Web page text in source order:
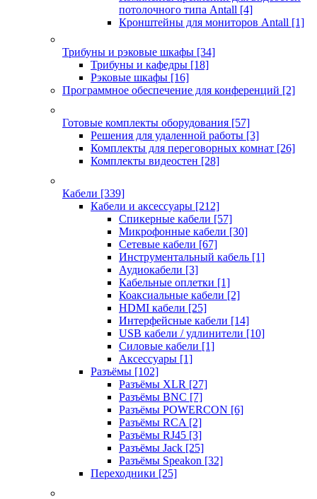
потолочного типа Antall [4]
Кронштейны для мониторов Antall [1]
Трибуны и рэковые шкафы [34]
Трибуны и кафедры [18]
Рэковые шкафы [16]
Программное обеспечение для конференций [2]
Готовые комплекты оборудования [57]
Решения для удаленной работы [3]
Комплекты для переговорных комнат [26]
Комплекты видеостен [28]
Кабели [339]
Кабели и аксессуары [212]
Спикерные кабели [57]
Микрофонные кабели [30]
Сетевые кабели [67]
Инструментальный кабель [1]
Аудиокабели [3]
Кабельные оплетки [1]
Коаксиальные кабели [2]
HDMI кабели [25]
Интерфейсные кабели [14]
USB кабели / удлинители [10]
Силовые кабели [1]
Аксессуары [1]
Разъёмы [102]
Разъёмы XLR [27]
Разъёмы BNC [7]
Разъёмы POWERCON [6]
Разъёмы RCA [2]
Разъёмы RJ45 [3]
Разъёмы Jack [25]
Разъёмы Speakon [32]
Переходники [25]